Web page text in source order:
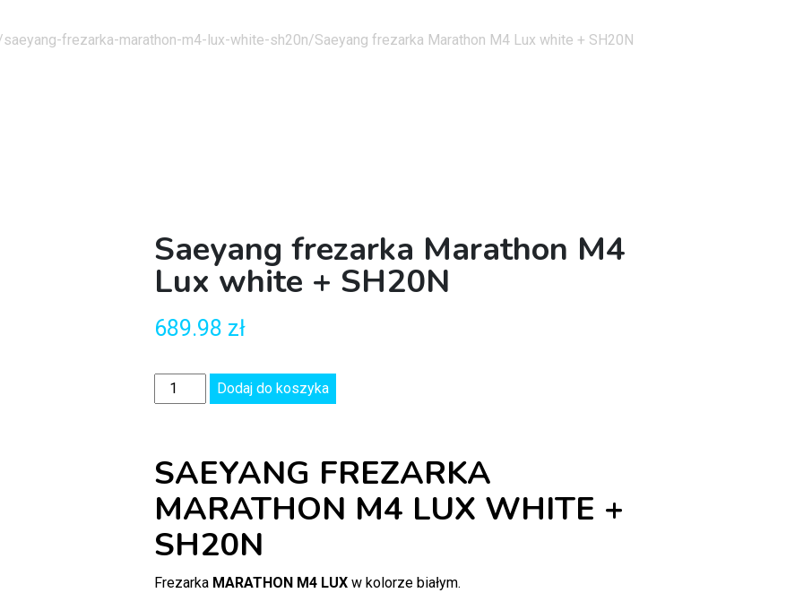
frezarka-marathon-m4-lux-white-sh20n/Saeyang frezarka Marathon M4 Lux white + SH20N
Saeyang frezarka Marathon M4
Lux white + SH20N
689.98 zł
Dodaj do koszyka
SAEYANG FREZARKA
MARATHON M4 LUX WHITE +
SH20N
Frezarka MARATHON M4 LUX w kolorze białym.